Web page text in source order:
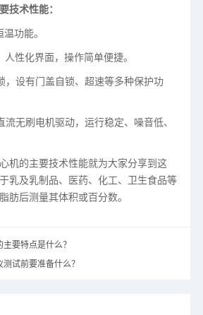
技术性能：
功能。
性化界面，操作简单便捷。
设有门盖自锁、超速等多种保护功
刷电机驱动，运行稳定、噪音低、
的主要技术性能就为大家分享到这
乳及乳制品、医药、化工、卫生食品等
肪后测量其体积或百分数。
要特点是什么？
试前要准备什么？